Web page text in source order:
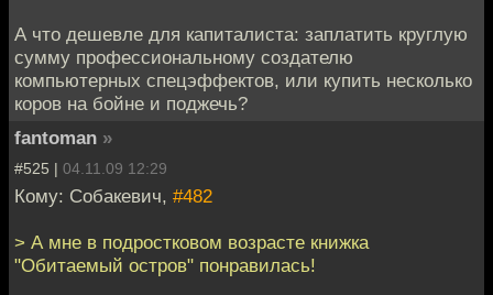
А что дешевле для капиталиста: заплатить круглую
сумму профессиональному создателю
компьютерных спецэффектов, или купить несколько
коров на бойне и поджечь?
fantoman »
#525 | 04.11.09 12:29
Кому: Собакевич, #482
> А мне в подростковом возрасте книжка
"Обитаемый остров" понравилась!